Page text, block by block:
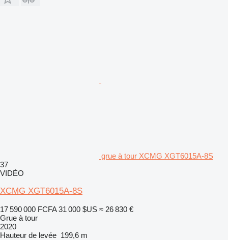
grue à tour XCMG XGT6015A-8S
37
VIDÉO
XCMG XGT6015A-8S
17 590 000 FCFA 31 000 $US ≈ 26 830 €
Grue à tour
2020
Hauteur de levée 199,6 m